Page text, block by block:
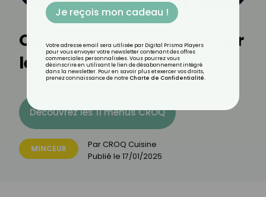
Quels aliments font grossir
le soir ?
Découvrez les 11 menus CROQ
MINCEUR Par CROQ Cuisine
Publié le 17/01/2025
Je reçois mon cadeau !
Votre adresse email sera utilisée par Digital Prisma Players
pour vous envoyer votre newsletter contenant des offres
commerciales personnalisées. Vous pourrez vous
désinscrire en utilisant le lien de désabonnement intégré
dans la newsletter. Pour en savoir plus et exercer vos droits,
prenez connaissance de notre Charte de Confidentialité.